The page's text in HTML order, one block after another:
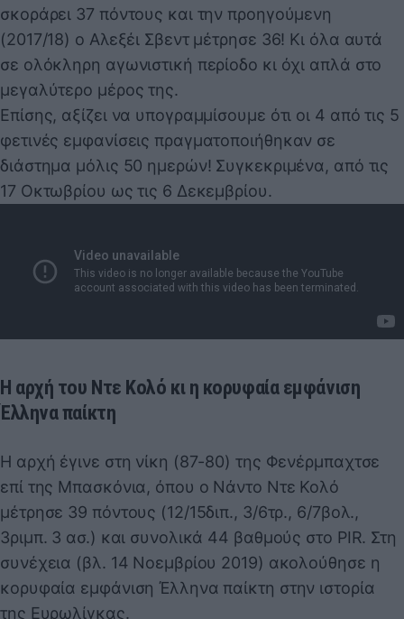
σκοράρει 37 πόντους και την προηγούμενη
(2017/18) ο Αλεξέι Σβεντ μέτρησε 36! Κι όλα αυτά
σε ολόκληρη αγωνιστική περίοδο κι όχι απλά στο
μεγαλύτερο μέρος της.
Επίσης, αξίζει να υπογραμμίσουμε ότι οι 4 από τις 5
φετινές εμφανίσεις πραγματοποιήθηκαν σε
διάστημα μόλις 50 ημερών! Συγκεκριμένα, από τις
17 Οκτωβρίου ως τις 6 Δεκεμβρίου.
Η αρχή του Ντε Κολό κι η κορυφαία εμφάνιση
Έλληνα παίκτη
Η αρχή έγινε στη νίκη (87-80) της Φενέρμπαχτσε
επί της Μπασκόνια, όπου ο Νάντο Ντε Κολό
μέτρησε 39 πόντους (12/15διπ., 3/6τρ., 6/7βολ.,
3ριμπ. 3 ασ.) και συνολικά 44 βαθμούς στο PIR. Στη
συνέχεια (βλ. 14 Νοεμβρίου 2019) ακολούθησε η
κορυφαία εμφάνιση Έλληνα παίκτη στην ιστορία
της Ευρωλίγκας.